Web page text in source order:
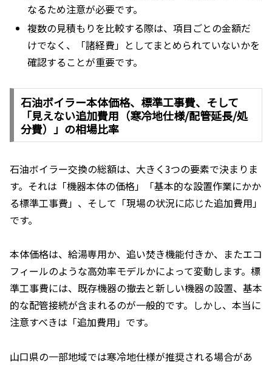
なるため注意が必要です。
複数の見積もりを比較する際は、項目ごとの金額だ
けでなく、「諸経費」としてまとめられていないかを
確認することが重要です。
石油ボイラー本体価格、標準工事費、そして
「見えない追加費用（寒冷地仕様/配管延長/処
分費）」の相場比率
石油ボイラー交換の総額は、大きく3つの要素で決まりま
す。それは「機器本体の価格」「基本的な設置作業にかか
る標準工事費」、そして「現場の状況に応じた追加費用」
です。
本体価格は、給湯専用か、追い焚き機能付きか、またエコ
フィールのような高効率モデルかによって変動します。標
準工事費には、既存機器の撤去と新しい機器の設置、基本
的な配管接続が含まれるのが一般的です。しかし、本当に
注意すべきは「追加費用」です。
山口県の一部地域では寒冷地仕様が推奨される場合があ